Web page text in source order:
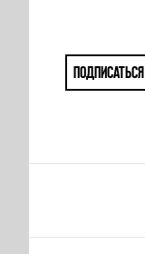
ПОДПИСАТЬСЯ